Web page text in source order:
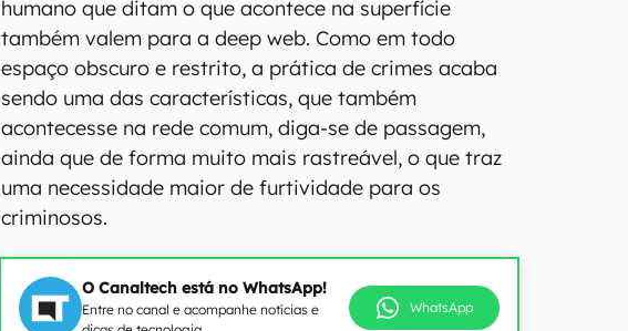
humano que ditam o que acontece na superfície
também valem para a deep web. Como em todo
espaço obscuro e restrito, a prática de crimes acaba
sendo uma das características, que também
acontecesse na rede comum, diga-se de passagem,
ainda que de forma muito mais rastreável, o que traz
uma necessidade maior de furtividade para os
criminosos.
O Canaltech está no WhatsApp!
Entre no canal e acompanhe notícias e
WhatsApp